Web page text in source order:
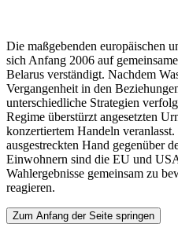
Die maßgebenden europäischen
sich Anfang 2006 auf
Belarus verständigt. Nachdem
Vergangenheit in den
unterschiedliche Strategien
Regime überstürzt angesetzten
konzertiertem Handeln
ausgestreckten Hand gegenüber
Einwohnern sind die EU und
Wahlergebnisse gemeinsam zu
reagieren.
Zum Anfang der Seite springen